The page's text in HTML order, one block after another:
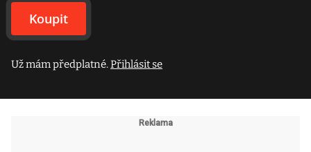
Koupit
Už mám předplatné.Přihlásit se